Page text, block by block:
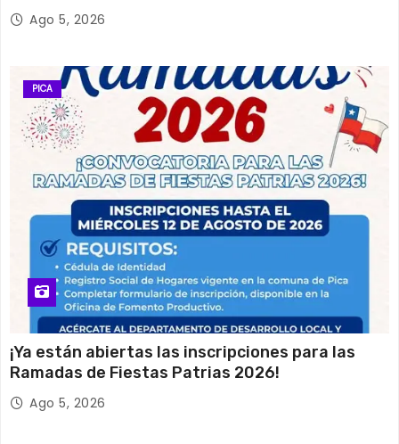
Ago 5, 2026
PICA
¡Ya están abiertas las inscripciones para las
Ramadas de Fiestas Patrias 2026!
Ago 5, 2026